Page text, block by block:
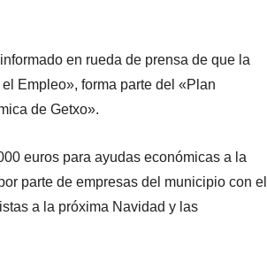
en rueda de prensa de que la
Empleo», forma parte del «Plan
de Getxo».
euros para ayudas económicas a la
parte de empresas del municipio con el
a la próxima Navidad y las